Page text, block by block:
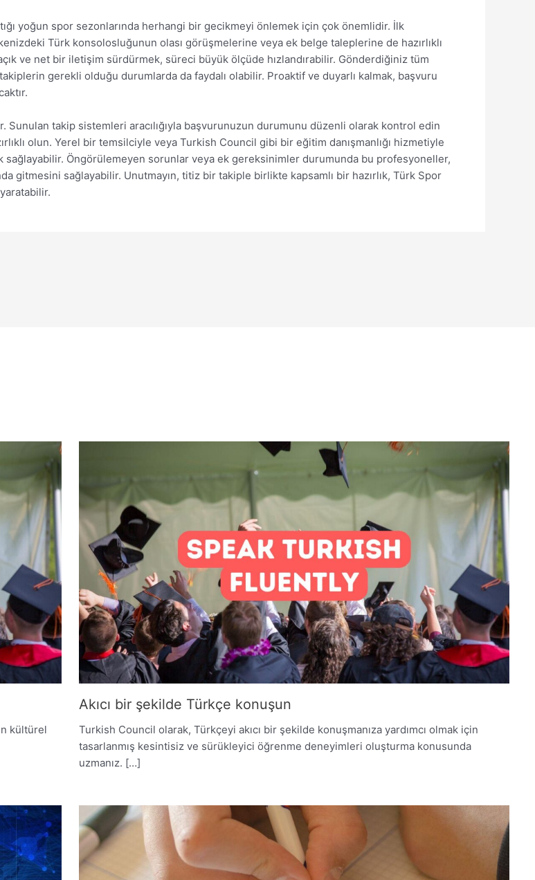
yoğun spor sezonlarında herhangi bir gecikmeyi önlemek için çok önemlidir. İlk
Türk konsolosluğunun olası görüşmelerine veya ek belge taleplerine de hazırlıklı
ve net bir iletişim sürdürmek, süreci büyük ölçüde hızlandırabilir. Gönderdiğiniz tüm
gerekli olduğu durumlarda da faydalı olabilir. Proaktif ve duyarlı kalmak, başvuru
Sunulan takip sistemleri aracılığıyla başvurunuzun durumunu düzenli olarak kontrol edin
olun. Yerel bir temsilciyle veya Turkish Council gibi bir eğitim danışmanlığı hizmetiyle
Öngörülemeyen sorunlar veya ek gereksinimler durumunda bu profesyoneller,
gitmesini sağlayabilir. Unutmayın, titiz bir takiple birlikte kapsamlı bir hazırlık, Türk Spor
kültürel
Akıcı bir şekilde Türkçe konuşun
Turkish Council olarak, Türkçeyi akıcı bir şekilde konuşmanıza yardımcı olmak için
tasarlanmış kesintisiz ve sürükleyici öğrenme deneyimleri oluşturma konusunda
uzmanız. […]